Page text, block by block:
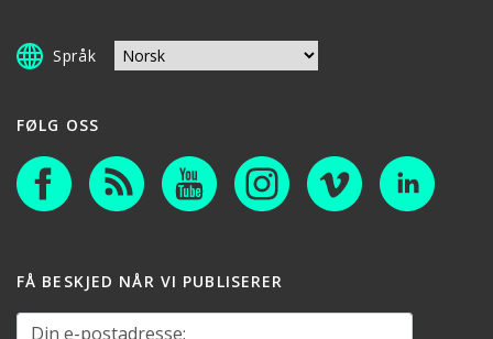
Språk
FØLG OSS
FÅ BESKJED NÅR VI PUBLISERER
Din e-postadresse: